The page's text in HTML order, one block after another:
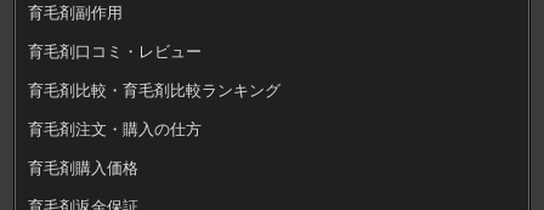
育毛剤副作用
育毛剤口コミ・レビュー
育毛剤比較・育毛剤比較ランキング
育毛剤注文・購入の仕方
育毛剤購入価格